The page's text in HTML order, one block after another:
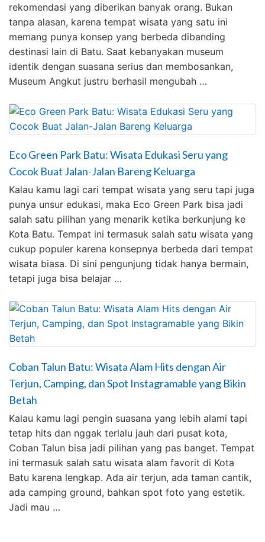
rekomendasi yang diberikan banyak orang. Bukan
tanpa alasan, karena tempat wisata yang satu ini
memang punya konsep yang berbeda dibanding
destinasi lain di Batu. Saat kebanyakan museum
identik dengan suasana serius dan membosankan,
Museum Angkut justru berhasil mengubah …
Eco Green Park Batu: Wisata Edukasi Seru yang
Cocok Buat Jalan-Jalan Bareng Keluarga
Kalau kamu lagi cari tempat wisata yang seru tapi juga
punya unsur edukasi, maka Eco Green Park bisa jadi
salah satu pilihan yang menarik ketika berkunjung ke
Kota Batu. Tempat ini termasuk salah satu wisata yang
cukup populer karena konsepnya berbeda dari tempat
wisata biasa. Di sini pengunjung tidak hanya bermain,
tetapi juga bisa belajar …
Coban Talun Batu: Wisata Alam Hits dengan Air
Terjun, Camping, dan Spot Instagramable yang Bikin
Betah
Kalau kamu lagi pengin suasana yang lebih alami tapi
tetap hits dan nggak terlalu jauh dari pusat kota,
Coban Talun bisa jadi pilihan yang pas banget. Tempat
ini termasuk salah satu wisata alam favorit di Kota
Batu karena lengkap. Ada air terjun, ada taman cantik,
ada camping ground, bahkan spot foto yang estetik.
Jadi mau …